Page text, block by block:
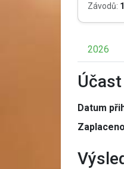
Závodů:
2026
Datum